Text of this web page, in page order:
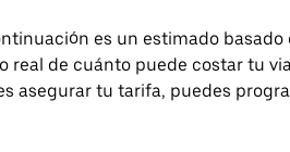
es un estimado basado
real de cuánto puede costar tu
asegurar tu tarifa, puedes